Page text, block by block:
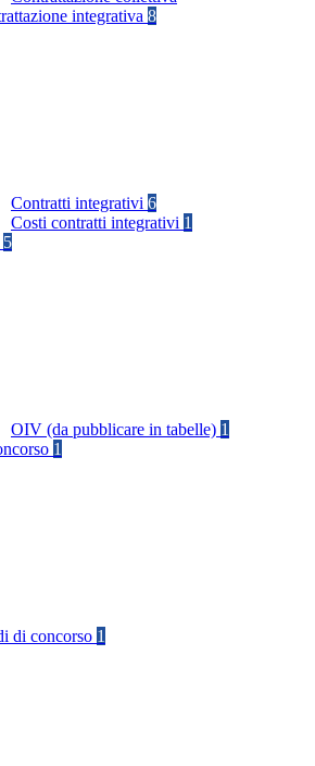
integrativa 8
Contratti integrativi 6
Costi contratti integrativi 1
5
OIV (da pubblicare in tabelle) 1
1
di concorso 1